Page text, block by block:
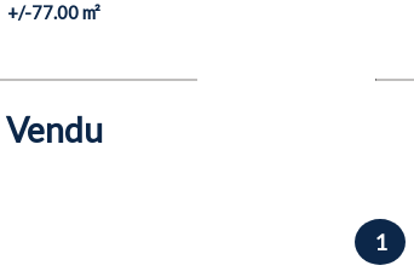
+/-77.00 m²
Vendu
1